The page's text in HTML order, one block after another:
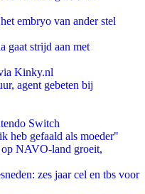
embryo van ander stel
gaat strijd aan met
Kinky.nl
agent gebeten bij
Switch
heb gefaald als moeder"
op NAVO-land groeit,
zes jaar cel en tbs voor